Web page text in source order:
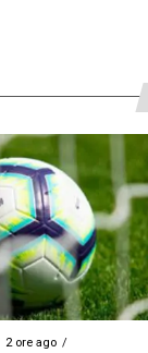
2 ore ago